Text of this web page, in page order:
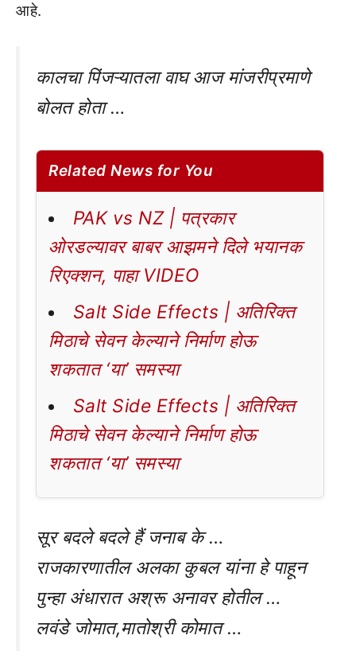
आहे.
कालचा पिंजऱ्यातला वाघ आज मांजरीप्रमाणे
बोलत होता …
Related News for You
PAK vs NZ | पत्रकार
ओरडल्यावर बाबर आझमने दिले भयानक
रिएक्शन, पाहा VIDEO
Salt Side Effects | अतिरिक्त
मिठाचे सेवन केल्याने निर्माण होऊ
शकतात ‘या’ समस्या
Salt Side Effects | अतिरिक्त
मिठाचे सेवन केल्याने निर्माण होऊ
शकतात ‘या’ समस्या
सूर बदले बदले हैं जनाब के …
राजकारणातील अलका कुबल यांना हे पाहून
पुन्हा अंधारात अश्रू अनावर होतील …
लवंडे जोमात,मातोश्री कोमात …